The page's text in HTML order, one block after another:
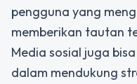
pengguna yang
memberikan tautan
Media sosial juga
dalam mendukung